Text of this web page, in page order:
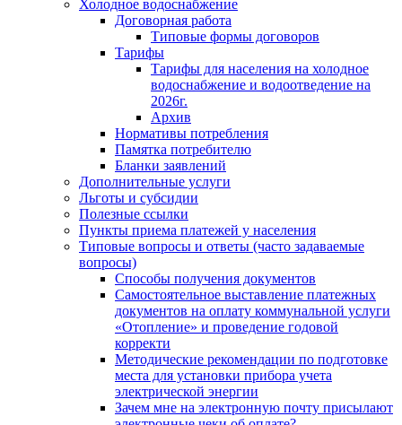
Холодное водоснабжение
Договорная работа
Типовые формы договоров
Тарифы
Тарифы для населения на холодное
водоснабжение и водоотведение на
2026г.
Архив
Нормативы потребления
Памятка потребителю
Бланки заявлений
Дополнительные услуги
Льготы и субсидии
Полезные ссылки
Пункты приема платежей у населения
Типовые вопросы и ответы (часто задаваемые
вопросы)
Способы получения документов
Самостоятельное выставление платежных
документов на оплату коммунальной услуги
«Отопление» и проведение годовой
корректи
Методические рекомендации по подготовке
места для установки прибора учета
электрической энергии
Зачем мне на электронную почту присылают